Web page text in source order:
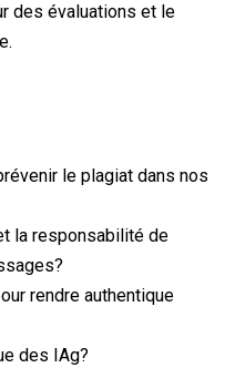
des évaluations et le
le plagiat dans nos
la responsabilité de
rendre authentique
des IAg?